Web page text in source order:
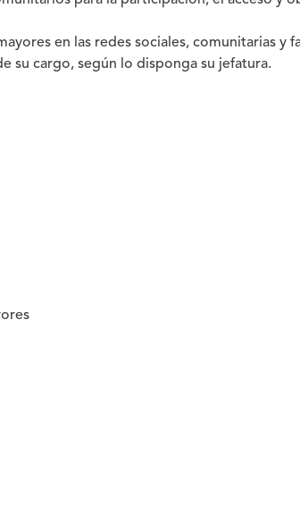
en las redes sociales, comunitarias y
su cargo, según lo disponga su jefatura.